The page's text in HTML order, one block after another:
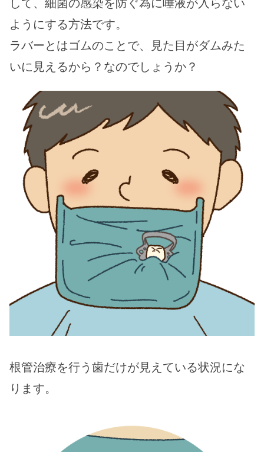
ようにする方法です。
ラバーとはゴムのことで、見た目がダムみた
いに見えるから？なのでしょうか？
根管治療を行う歯だけが見えている状況にな
ります。